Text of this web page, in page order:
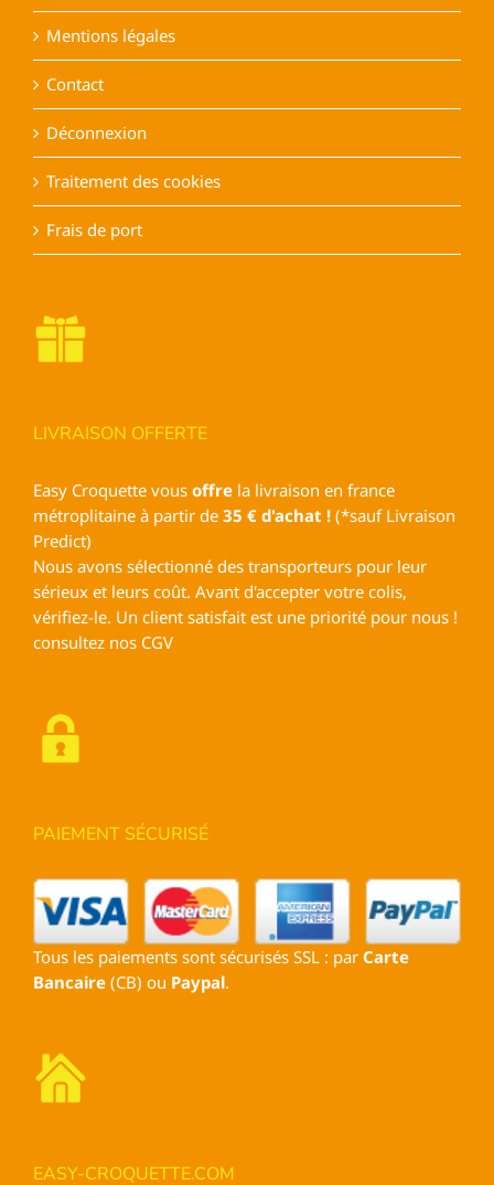
Mentions légales
Contact
Déconnexion
Traitement des cookies
Frais de port
LIVRAISON OFFERTE
Easy Croquette vous offre la livraison en france
métroplitaine à partir de 35 € d'achat ! (*sauf Livraison
Predict)
Nous avons sélectionné des transporteurs pour leur
sérieux et leurs coût. Avant d'accepter votre colis,
vérifiez-le. Un client satisfait est une priorité pour nous !
consultez nos CGV
PAIEMENT SÉCURISÉ
Tous les paiements sont sécurisés SSL : par Carte
Bancaire (CB) ou Paypal.
EASY-CROQUETTE.COM